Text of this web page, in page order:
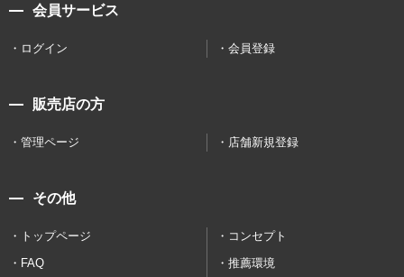
会員サービス
ログイン 会員登録
販売店の方
管理ページ 店舗新規登録
その他
トップページ
コンセプト
FAQ
推薦環境